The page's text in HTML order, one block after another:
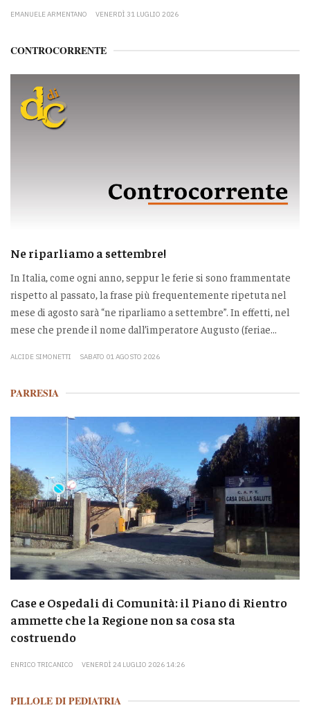
EMANUELE ARMENTANO VENERDÌ 31 LUGLIO 2026
CONTROCORRENTE
Ne riparliamo a settembre!
In Italia, come ogni anno, seppur le ferie si sono frammentate
rispetto al passato, la frase più frequentemente ripetuta nel
mese di agosto sarà “ne riparliamo a settembre”. In effetti, nel
mese che prende il nome dall’imperatore Augusto (feriae...
ALCIDE SIMONETTI SABATO 01 AGOSTO 2026
PARRESIA
Case e Ospedali di Comunità: il Piano di Rientro
ammette che la Regione non sa cosa sta
costruendo
ENRICO TRICANICO VENERDÌ 24 LUGLIO 2026 14:26
PILLOLE DI PEDIATRIA